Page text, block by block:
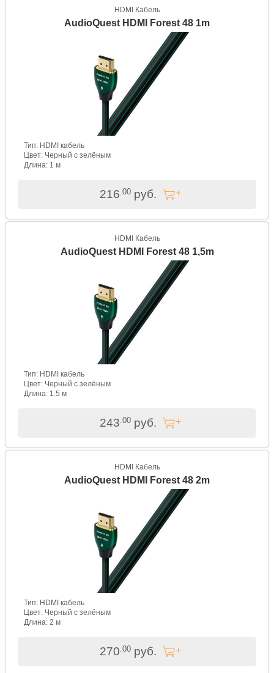
HDMI Кабель
AudioQuest HDMI Forest 48 1m
Тип: HDMI кабель
Цвет: Черный с зелёным
Длина: 1 м
216 .00руб.
HDMI Кабель
AudioQuest HDMI Forest 48 1,5m
Тип: HDMI кабель
Цвет: Черный с зелёным
Длина: 1.5 м
243 .00руб.
HDMI Кабель
AudioQuest HDMI Forest 48 2m
Тип: HDMI кабель
Цвет: Черный с зелёным
Длина: 2 м
270 .00руб.